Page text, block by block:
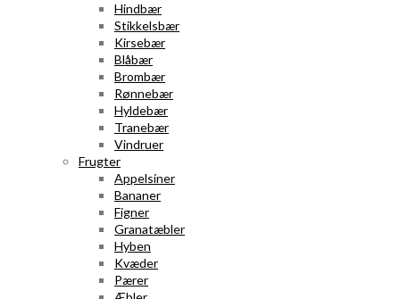
Hindbær
Stikkelsbær
Kirsebær
Blåbær
Brombær
Rønnebær
Hyldebær
Tranebær
Vindruer
Frugter
Appelsiner
Bananer
Figner
Granatæbler
Hyben
Kvæder
Pærer